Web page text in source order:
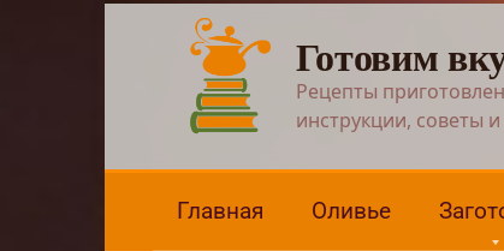
Готовим
Рецепты
инструкции, советы
Главная Оливье